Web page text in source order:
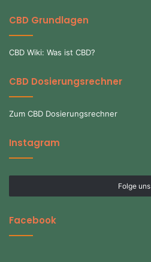
CBD Grundlagen
CBD Wiki: Was ist CBD?
CBD Dosierungsrechner
Zum CBD Dosierungsrechner
Instagram
Folge uns
Facebook